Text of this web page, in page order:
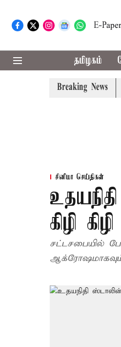
E-Paper
தமிழகம்
Breaking News
கட்டணம்
சினிமா செய்திகள்
கிழி
சட்டசபையில் பேச வேண்டியவற்றை விஜய் மக்கள் மன்றத்தில் தேவையில்லாமல்
ஆக்ரோஷமாகவும்